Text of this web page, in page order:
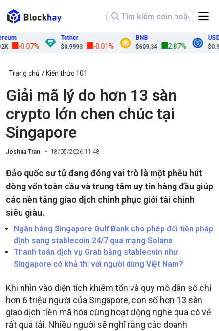
-0.07%
Tether
$0.9993
-0.01%
BNB
$609.34
2.87%
USDC
$0.9998
Trang chủ Kiến thức 101
Giải mã lý do hơn 13 sàn
crypto lớn chen chúc tại
Singapore
Joshua Tran 18/05/2026 11:48
Đảo quốc sư tử đang đóng vai trò là một phễu hút
dòng vốn toàn cầu và trung tâm uy tín hàng đầu giúp
các nền tảng giao dịch chinh phục giới tài chính
siêu giàu.
Ngân hàng Singapore Gulf Bank cho phép đổi tiền pháp
định sang stablecoin 24/7 qua mạng Solana
Thanh toán dịch vụ Grab bằng stablecoin như
Singapore có khả thi với người dùng Việt Nam?
Khi nhìn vào diện tích khiêm tốn và quy mô dân số chỉ
hơn 6 triệu người của Singapore, con số hơn 13 sàn
giao dịch tiền mã hóa cùng hoạt động nghe qua có vẻ
rất quá tải. Nhiều người sẽ nghĩ rằng các doanh